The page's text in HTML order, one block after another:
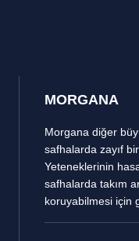
MORGANA
Morgana diğer
safhalarda zayıf
Yeteneklerinin
safhalarda takım
koruyabilmesi için